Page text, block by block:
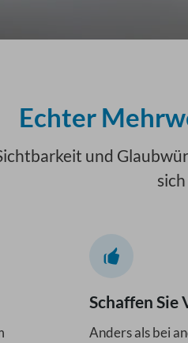
Echter
und
Schaffen Sie
Anders als bei